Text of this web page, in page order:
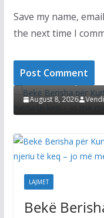
Save my name,
the next time I
njeriu të keq – jo më
media
Vendi Sot
LAJMET
Bekë